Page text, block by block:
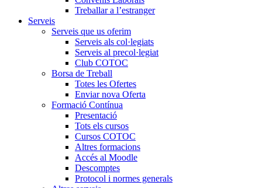
Treballar a l’estranger
Serveis
Serveis que us oferim
Serveis als col·legiats
Serveis al precol·legiat
Club COTOC
Borsa de Treball
Totes les Ofertes
Enviar nova Oferta
Formació Contínua
Presentació
Tots els cursos
Cursos COTOC
Altres formacions
Accés al Moodle
Descomptes
Protocol i normes generals